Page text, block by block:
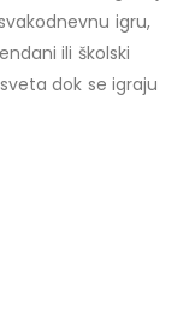
igru,
ili školski
dok se igraju